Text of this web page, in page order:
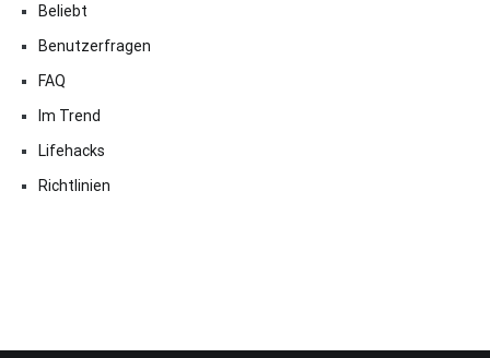
Beliebt
Benutzerfragen
FAQ
Im Trend
Lifehacks
Richtlinien